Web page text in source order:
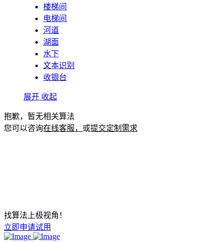
楼梯间
电梯间
河道
湖面
水下
文本识别
收银台
展开 收起
抱歉，暂无相关算法
您可以咨询在线客服， 或提交定制需求
找算法上极视角！
立即申请试用